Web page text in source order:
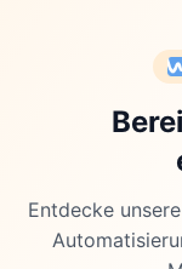
Entdecke